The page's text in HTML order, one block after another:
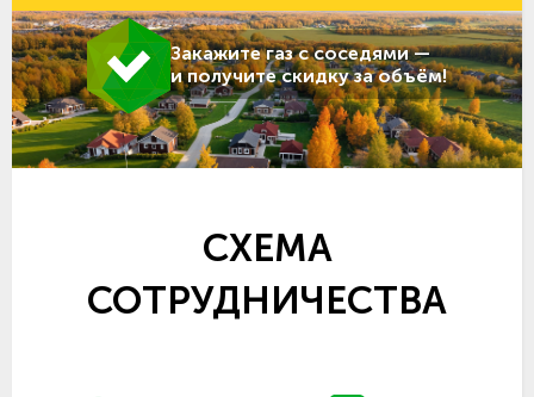
Закажите газ с соседями —
и получите скидку за объём!
СХЕМА
СОТРУДНИЧЕСТВА